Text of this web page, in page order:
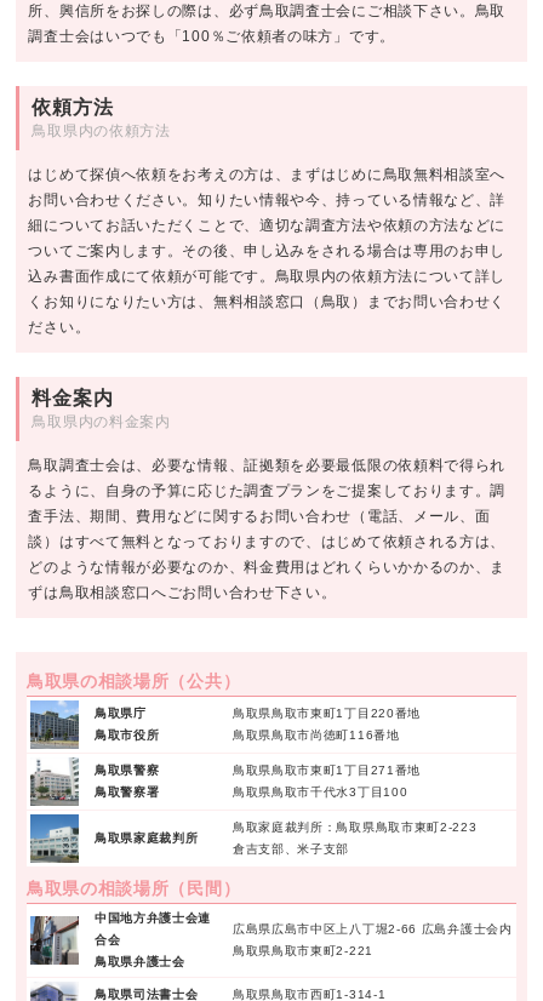
所、興信所をお探しの際は、必ず鳥取調査士会にご相談下さい。鳥取
調査士会はいつでも「100％ご依頼者の味方」です。
依頼方法
鳥取県内の依頼方法
はじめて探偵へ依頼をお考えの方は、まずはじめに鳥取無料相談室へ
お問い合わせください。知りたい情報や今、持っている情報など、詳
細についてお話いただくことで、適切な調査方法や依頼の方法などに
ついてご案内します。その後、申し込みをされる場合は専用のお申し
込み書面作成にて依頼が可能です。鳥取県内の依頼方法について詳し
くお知りになりたい方は、無料相談窓口（鳥取）までお問い合わせく
ださい。
料金案内
鳥取県内の料金案内
鳥取調査士会は、必要な情報、証拠類を必要最低限の依頼料で得られ
るように、自身の予算に応じた調査プランをご提案しております。調
査手法、期間、費用などに関するお問い合わせ（電話、メール、面
談）はすべて無料となっておりますので、はじめて依頼される方は、
どのような情報が必要なのか、料金費用はどれくらいかかるのか、ま
ずは鳥取相談窓口へごお問い合わせ下さい。
鳥取県の相談場所（公共）
鳥取県庁
鳥取市役所
鳥取県鳥取市東町1丁目220番地
鳥取県鳥取市尚徳町116番地
鳥取県警察
鳥取警察署
鳥取県鳥取市東町1丁目271番地
鳥取県鳥取市千代水3丁目100
鳥取県家庭裁判所
鳥取家庭裁判所：鳥取県鳥取市東町2-223
倉吉支部、米子支部
鳥取県の相談場所（民間）
中国地方弁護士会連
合会
鳥取県弁護士会
広島県広島市中区上八丁堀2-66 広島弁護士会内
鳥取県鳥取市東町2-221
鳥取県司法書士会
鳥取県鳥取市西町1-314-1